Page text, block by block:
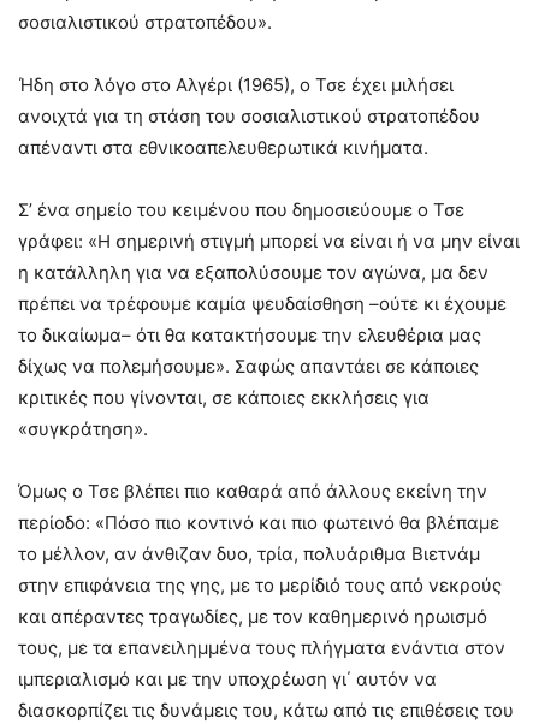
σοσιαλιστικού στρατοπέδου».
Ήδη στο λόγο στο Αλγέρι (1965), ο Τσε έχει μιλήσει
ανοιχτά για τη στάση του σοσιαλιστικού στρατοπέδου
απέναντι στα εθνικοαπελευθερωτικά κινήματα.
Σ’ ένα σημείο του κειμένου που δημοσιεύουμε ο Τσε
γράφει: «Η σημερινή στιγμή μπορεί να είναι ή να μην είναι
η κατάλληλη για να εξαπολύσουμε τον αγώνα, μα δεν
πρέπει να τρέφουμε καμία ψευδαίσθηση –ούτε κι έχουμε
το δικαίωμα– ότι θα κατακτήσουμε την ελευθέρια μας
δίχως να πολεμήσουμε». Σαφώς απαντάει σε κάποιες
κριτικές που γίνονται, σε κάποιες εκκλήσεις για
«συγκράτηση».
Όμως ο Τσε βλέπει πιο καθαρά από άλλους εκείνη την
περίοδο: «Πόσο πιο κοντινό και πιο φωτεινό θα βλέπαμε
το μέλλον, αν άνθιζαν δυο, τρία, πολυάριθμα Βιετνάμ
στην επιφάνεια της γης, με το μερίδιό τους από νεκρούς
και απέραντες τραγωδίες, με τον καθημερινό ηρωισμό
τους, με τα επανειλημμένα τους πλήγματα ενάντια στον
ιμπεριαλισμό και με την υποχρέωση γι΄ αυτόν να
διασκορπίζει τις δυνάμεις του, κάτω από τις επιθέσεις του